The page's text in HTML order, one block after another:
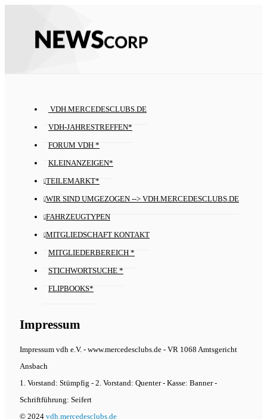
VDH.MERCEDESCLUBS.DE
VDH-JAHRESTREFFEN*
FORUM VDH *
KLEINANZEIGEN*
TEILEMARKT*
WIR SIND UMGEZOGEN --> VDH.MERCEDESCLUBS.DE
FAHRZEUGTYPEN
MITGLIEDSCHAFT KONTAKT
MITGLIEDERBEREICH *
STICHWORTSUCHE *
FLIPBOOKS*
Impressum
Impressum vdh e.V. - www.mercedesclubs.de - VR 1068 Amtsgericht
Ansbach
1. Vorstand: Stümpfig - 2. Vorstand: Quenter - Kasse: Banner -
Schriftführung: Seifert
© 2024 vdh.mercedesclubs.de